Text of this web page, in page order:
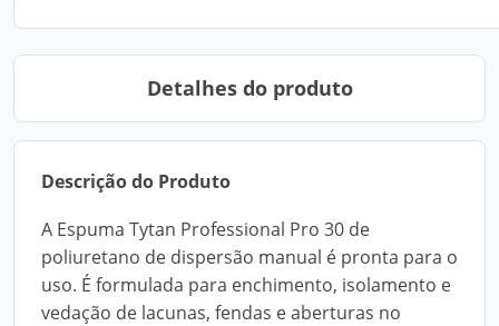
Detalhes do produto
Descrição do Produto
A Espuma Tytan Professional Pro 30 de
poliuretano de dispersão manual é pronta para o
uso. É formulada para enchimento, isolamento e
vedação de lacunas, fendas e aberturas no